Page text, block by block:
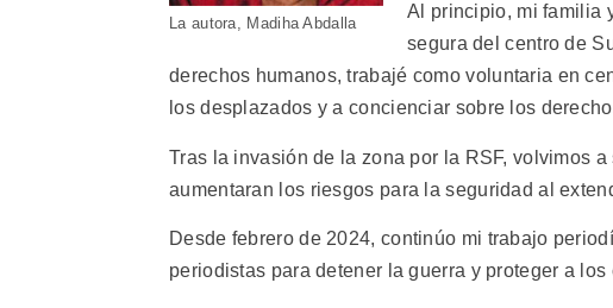
La autora, Madiha Abdalla
Al principio, mi familia
segura del centro de
derechos humanos, trabajé como voluntaria en
los desplazados y a concienciar sobre los
Tras la invasión de la zona por la RSF, volvimos
aumentaran los riesgos para la seguridad al
Desde febrero de 2024, continúo mi trabajo
periodistas para detener la guerra y proteger a los